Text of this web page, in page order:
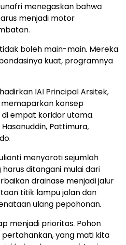
menegaskan bahwa
menjadi motor
boleh main-main. Mereka
kuat, programnya
IAI Principal Arsitek,
memaparkan konsep
empat koridor utama.
Pattimura,
menyoroti sejumlah
ditangani mulai dari
drainase menjadi jalur
titik lampu jalan dan
ulang pepohonan.
menjadi prioritas. Pohon
yang mati kita